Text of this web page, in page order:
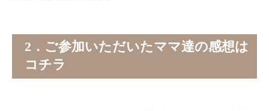
2．ご参加いただいたママ達の感想は
コチラ